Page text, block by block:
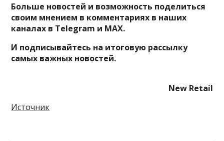
Больше новостей и возможность поделиться
своим мнением в комментариях в наших
каналах в Telegram и MAX.
И подписывайтесь на итоговую рассылку
самых важных новостей.
New Retail
Источник